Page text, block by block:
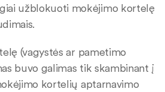
užblokuoti mokėjimo kortelę
(vagystės ar pametimo
buvo galimas tik skambinant į
kortelių aptarnavimo